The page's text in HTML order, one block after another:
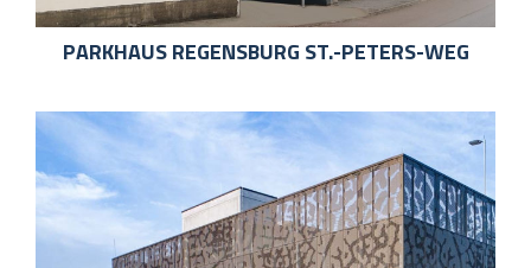
PARKHAUS REGENSBURG ST.-PETERS-WEG